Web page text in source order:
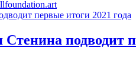
подводит